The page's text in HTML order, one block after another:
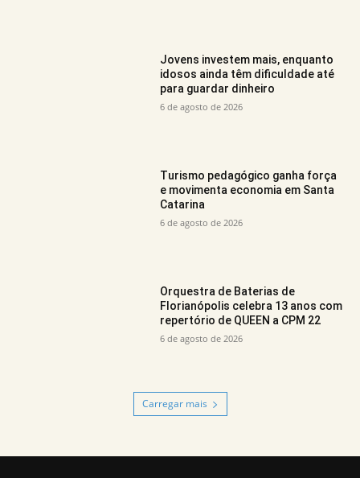
Jovens investem mais, enquanto
idosos ainda têm dificuldade até
para guardar dinheiro
6 de agosto de 2026
Turismo pedagógico ganha força
e movimenta economia em Santa
Catarina
6 de agosto de 2026
Orquestra de Baterias de
Florianópolis celebra 13 anos com
repertório de QUEEN a CPM 22
6 de agosto de 2026
Carregar mais